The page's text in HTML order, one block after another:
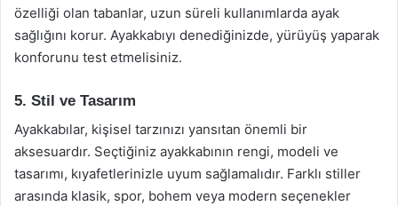
özelliği olan tabanlar, uzun süreli kullanımlarda ayak
sağlığını korur. Ayakkabıyı denediğinizde, yürüyüş yaparak
konforunu test etmelisiniz.
5. Stil ve Tasarım
Ayakkabılar, kişisel tarzınızı yansıtan önemli bir
aksesuardır. Seçtiğiniz ayakkabının rengi, modeli ve
tasarımı, kıyafetlerinizle uyum sağlamalıdır. Farklı stiller
arasında klasik, spor, bohem veya modern seçenekler